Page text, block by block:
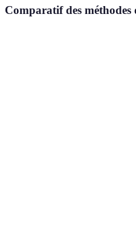
Comparatif des